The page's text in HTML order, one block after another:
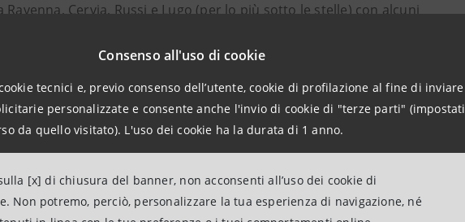
Consenso all'uso di cookie
tecnici e, previo consenso dell’utente, cookie di profilazione al fine di inviare
personalizzate e consente anche l'invio di cookie di "terze parti" (impostati
da quello visitato). L'uso dei cookie ha la durata di 1 anno.
[x] di chiusura del banner, non acconsenti all’uso dei cookie di
Non potremo, perciò, personalizzare la tua esperienza di navigazione, né
Ravenna, Cervia, Russi e Lugo (per lo più sotto le stelle) con alcuni
celebra i quarant’anni di carriera
Ferri